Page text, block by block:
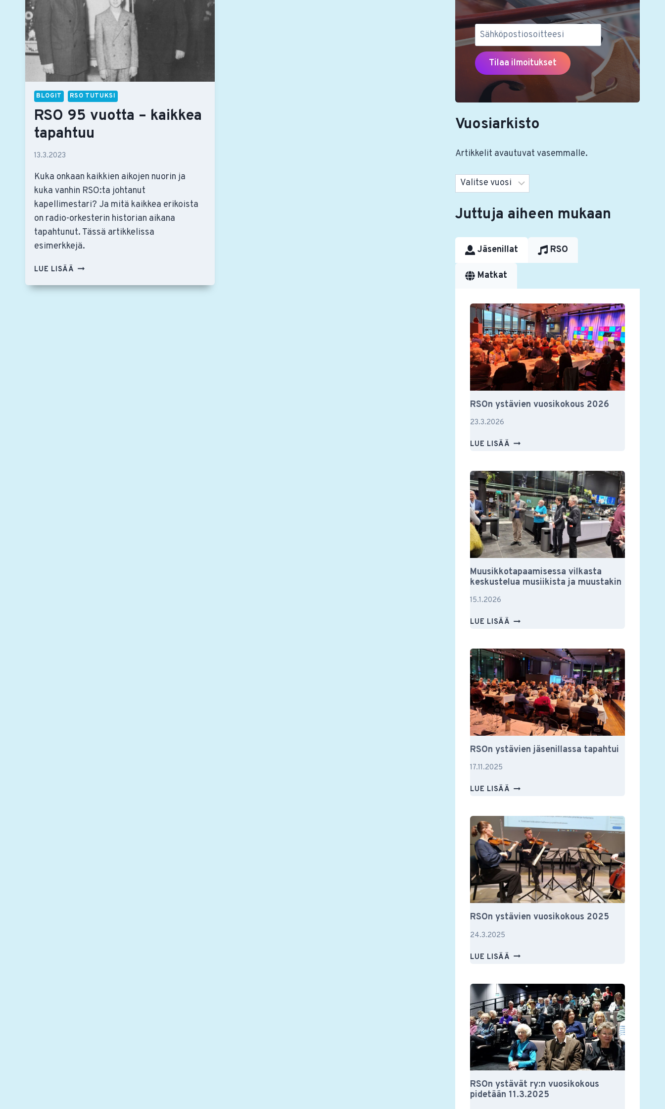
BLOGIT RSO TUTUKSI
RSO 95 vuotta – kaikkea
tapahtuu
13.3.2023
Kuka onkaan kaikkien aikojen nuorin ja
kuka vanhin RSO:ta johtanut
kapellimestari? Ja mitä kaikkea erikoista
on radio-orkesterin historian aikana
tapahtunut. Tässä artikkelissa
esimerkkejä.
LUE LISÄÄ RSO
VUOTTA
Vuosiarkisto
Artikkelit avautuvat vasemmalle.
Arkistot
Juttuja aiheen mukaan
Jäsenillat RSO
Matkat
RSOn ystävien vuosikokous 2026
23.3.2026
LUE LISÄÄ RSON
2026
Muusikkotapaamisessa vilkasta
keskustelua musiikista ja muustakin
15.1.2026
LUE LISÄÄ MUUSIKKOTAPAAMISESSA
MUSIIKISTA
MUUSTAKIN
RSOn ystävien jäsenillassa tapahtui
17.11.2025
LUE LISÄÄ RSON
TAPAHTUI
RSOn ystävien vuosikokous 2025
24.3.2025
LUE LISÄÄ RSON
2025
RSOn ystävät ry:n vuosikokous
pidetään 11.3.2025